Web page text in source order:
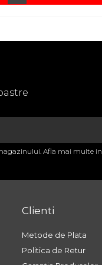
Afla mai multe in
Clienti
Metode de Plata
Politica de Retur